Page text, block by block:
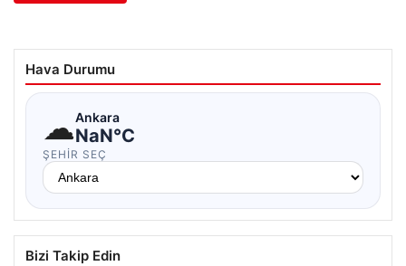
Hava Durumu
☁Ankara
NaN°C
ŞEHIR SEÇ
Bizi Takip Edin